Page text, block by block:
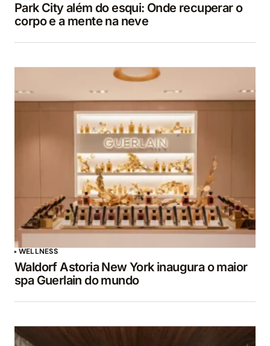
Park City além do esqui: Onde recuperar o
corpo e a mente na neve
WELLNESS
Waldorf Astoria New York inaugura o maior
spa Guerlain do mundo